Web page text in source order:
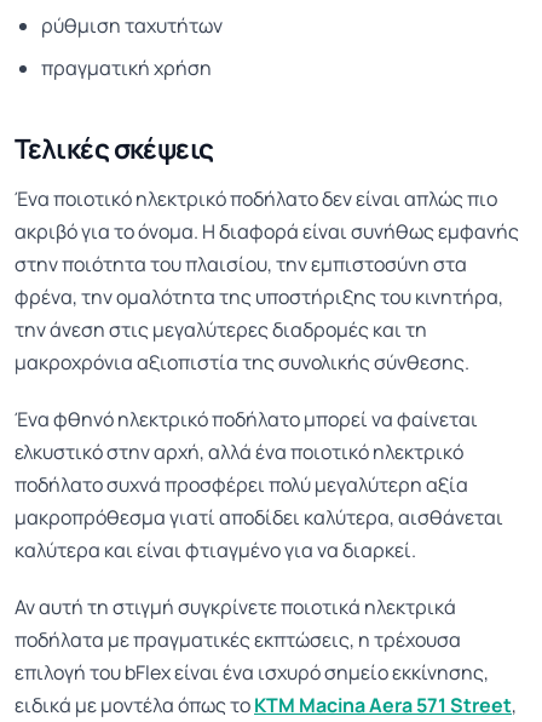
ρύθμιση ταχυτήτων
πραγματική χρήση
Τελικές σκέψεις
Ένα ποιοτικό ηλεκτρικό ποδήλατο δεν είναι απλώς πιο
ακριβό για το όνομα. Η διαφορά είναι συνήθως εμφανής
στην ποιότητα του πλαισίου, την εμπιστοσύνη στα
φρένα, την ομαλότητα της υποστήριξης του κινητήρα,
την άνεση στις μεγαλύτερες διαδρομές και τη
μακροχρόνια αξιοπιστία της συνολικής σύνθεσης.
Ένα φθηνό ηλεκτρικό ποδήλατο μπορεί να φαίνεται
ελκυστικό στην αρχή, αλλά ένα ποιοτικό ηλεκτρικό
ποδήλατο συχνά προσφέρει πολύ μεγαλύτερη αξία
μακροπρόθεσμα γιατί αποδίδει καλύτερα, αισθάνεται
καλύτερα και είναι φτιαγμένο για να διαρκεί.
Αν αυτή τη στιγμή συγκρίνετε ποιοτικά ηλεκτρικά
ποδήλατα με πραγματικές εκπτώσεις, η τρέχουσα
επιλογή του bFlex είναι ένα ισχυρό σημείο εκκίνησης,
ειδικά με μοντέλα όπως τοKTM Macina Aera 571 Street,